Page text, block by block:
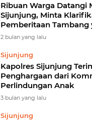
Ribuan Warga Datangi
Sijunjung, Minta
Pemberitaan Tambang
Tidak Berimbang
2 bulan yang lalu
Sijunjung
Kapolres Sijunjung
Penghargaan dari
Perlindungan Anak
3 bulan yang lalu
Sijunjung